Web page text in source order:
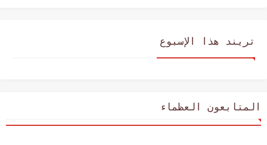
تريند هذا الإسبوع
المتابعون العظماء